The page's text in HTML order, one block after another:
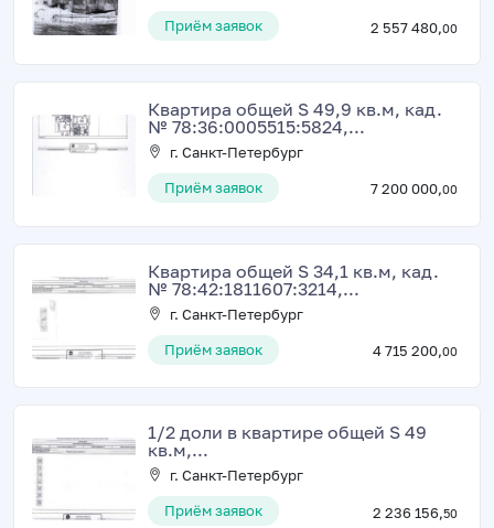
Приём заявок
2 557 480,00
Квартира общей S 49,9 кв.м, кад.
№ 78:36:0005515:5824,...
г. Санкт-Петербург
Приём заявок
7 200 000,00
Квартира общей S 34,1 кв.м, кад.
№ 78:42:1811607:3214,...
г. Санкт-Петербург
Приём заявок
4 715 200,00
1/2 доли в квартире общей S 49
кв.м,...
г. Санкт-Петербург
Приём заявок
2 236 156,50